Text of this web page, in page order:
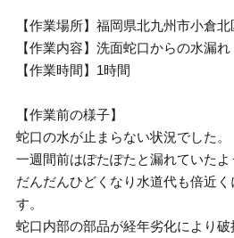
【作業場所】福岡県北九州市小倉
【作業内容】洗面蛇口からの水漏れ
【作業時間】1時間
【作業前の様子】
蛇口の水が止まらない状況でした。
一週間前はぽたぽたと漏れていたよ
だんだんひどくなり水道代も倍近
す。
蛇口内部の部品が経年劣化により破